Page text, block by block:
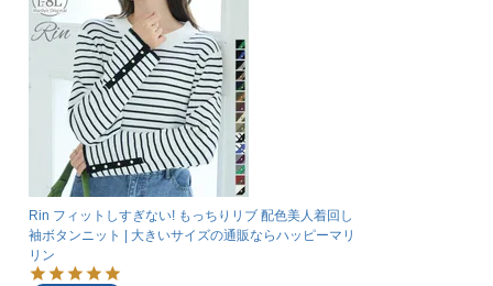
Rin フィットしすぎない! もっちりリブ 配色美人着回し
袖ボタンニット | 大きいサイズの通販ならハッピーマリ
リン